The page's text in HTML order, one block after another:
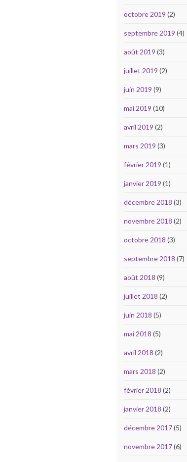
octobre 2019 (2)
septembre 2019 (4)
août 2019 (3)
juillet 2019 (2)
juin 2019 (9)
mai 2019 (10)
avril 2019 (2)
mars 2019 (3)
février 2019 (1)
janvier 2019 (1)
décembre 2018 (3)
novembre 2018 (2)
octobre 2018 (3)
septembre 2018 (7)
août 2018 (9)
juillet 2018 (2)
juin 2018 (5)
mai 2018 (5)
avril 2018 (2)
mars 2018 (2)
février 2018 (2)
janvier 2018 (2)
décembre 2017(5)
novembre 2017(6)